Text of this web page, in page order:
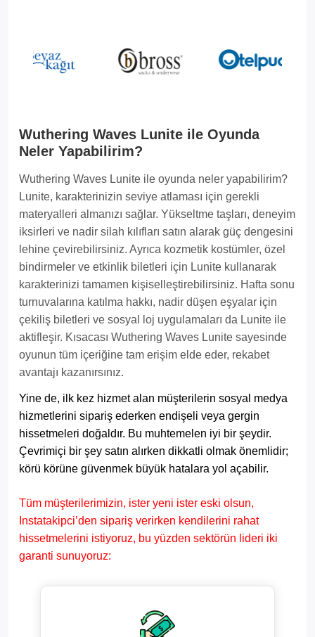
Wuthering Waves Lunite ile Oyunda
Neler Yapabilirim?
Wuthering Waves Lunite ile oyunda neler yapabilirim?
Lunite, karakterinizin seviye atlaması için gerekli
materyalleri almanızı sağlar. Yükseltme taşları, deneyim
iksirleri ve nadir silah kılıfları satın alarak güç dengesini
lehine çevirebilirsiniz. Ayrıca kozmetik kostümler, özel
bindirmeler ve etkinlik biletleri için Lunite kullanarak
karakterinizi tamamen kişiselleştirebilirsiniz. Hafta sonu
turnuvalarına katılma hakkı, nadir düşen eşyalar için
çekiliş biletleri ve sosyal loj uygulamaları da Lunite ile
aktifleşir. Kısacası Wuthering Waves Lunite sayesinde
oyunun tüm içeriğine tam erişim elde eder, rekabet
avantajı kazanırsınız.
Yine de, ilk kez hizmet alan müşterilerin sosyal medya
hizmetlerini sipariş ederken endişeli veya gergin
hissetmeleri doğaldır. Bu muhtemelen iyi bir şeydir.
Çevrimiçi bir şey satın alırken dikkatli olmak önemlidir;
körü körüne güvenmek büyük hatalara yol açabilir.
Tüm müşterilerimizin, ister yeni ister eski olsun,
Instatakipci’den sipariş verirken kendilerini rahat
hissetmelerini istiyoruz, bu yüzden sektörün lideri iki
garanti sunuyoruz: